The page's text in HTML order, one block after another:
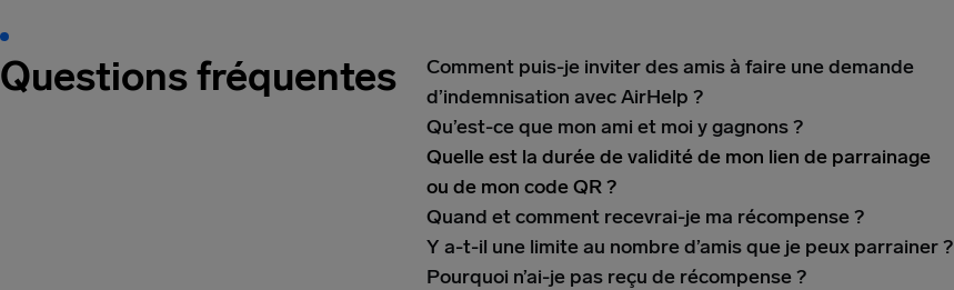
Questions fréquentes
Comment puis-je inviter des amis à faire une demande
d’indemnisation avec AirHelp ?
Qu’est-ce que mon ami et moi y gagnons ?
Quelle est la durée de validité de mon lien de parrainage
ou de mon code QR ?
Quand et comment recevrai-je ma récompense ?
Y a-t-il une limite au nombre d’amis que je peux parrainer ?
Pourquoi n’ai-je pas reçu de récompense ?